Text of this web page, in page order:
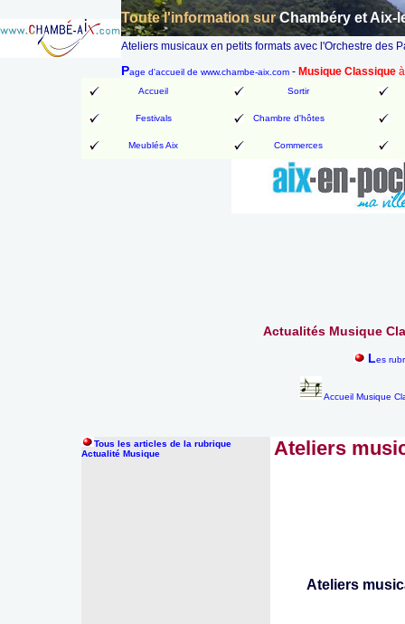
Toute l'information surChambéry et Aix-
Ateliers musicaux en petits formats avec l'Orchestre des
Page d'accueil de www.chambe-aix.com - Musique Classique
Accueil Sortir
Festivals Chambre d'hôtes
Meublés Aix Commerces
Actualités Musique
Les
Accueil Musique
Tous les articles de la rubrique
Actualité Musique
Ateliers
Ateliers